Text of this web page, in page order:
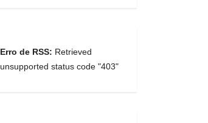
Erro de RSS: Retrieved
unsupported status code "403"